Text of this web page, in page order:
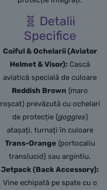
🧬 Detalii
Specifice
Coiful & Ochelarii (Aviator
Helmet & Visor): Cască
aviatică specială de culoare
Reddish Brown (maro
roșcat) prevăzută cu ochelari
de protecție (goggles)
atașați, turnați în culoare
Trans-Orange(portocaliu
translucid) sau argintiu.
Jetpack (Back Accessory):
Vine echipată pe spate cu o